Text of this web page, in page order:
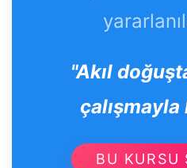
"Akıl
çalışmayla
BU KURSU